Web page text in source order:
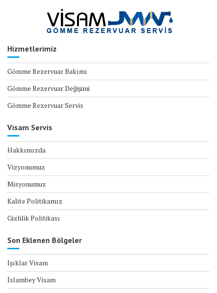
Hizmetlerimiz
Gömme Rezervuar Bakımı
Gömme Rezervuar Değişimi
Gömme Rezervuar Servis
Visam Servis
Hakkımızda
Vizyonumuz
Misyonumuz
Kalite Politikamız
Gizlilik Politikası
Son Eklenen Bölgeler
Işıklar Visam
İslambey Visam